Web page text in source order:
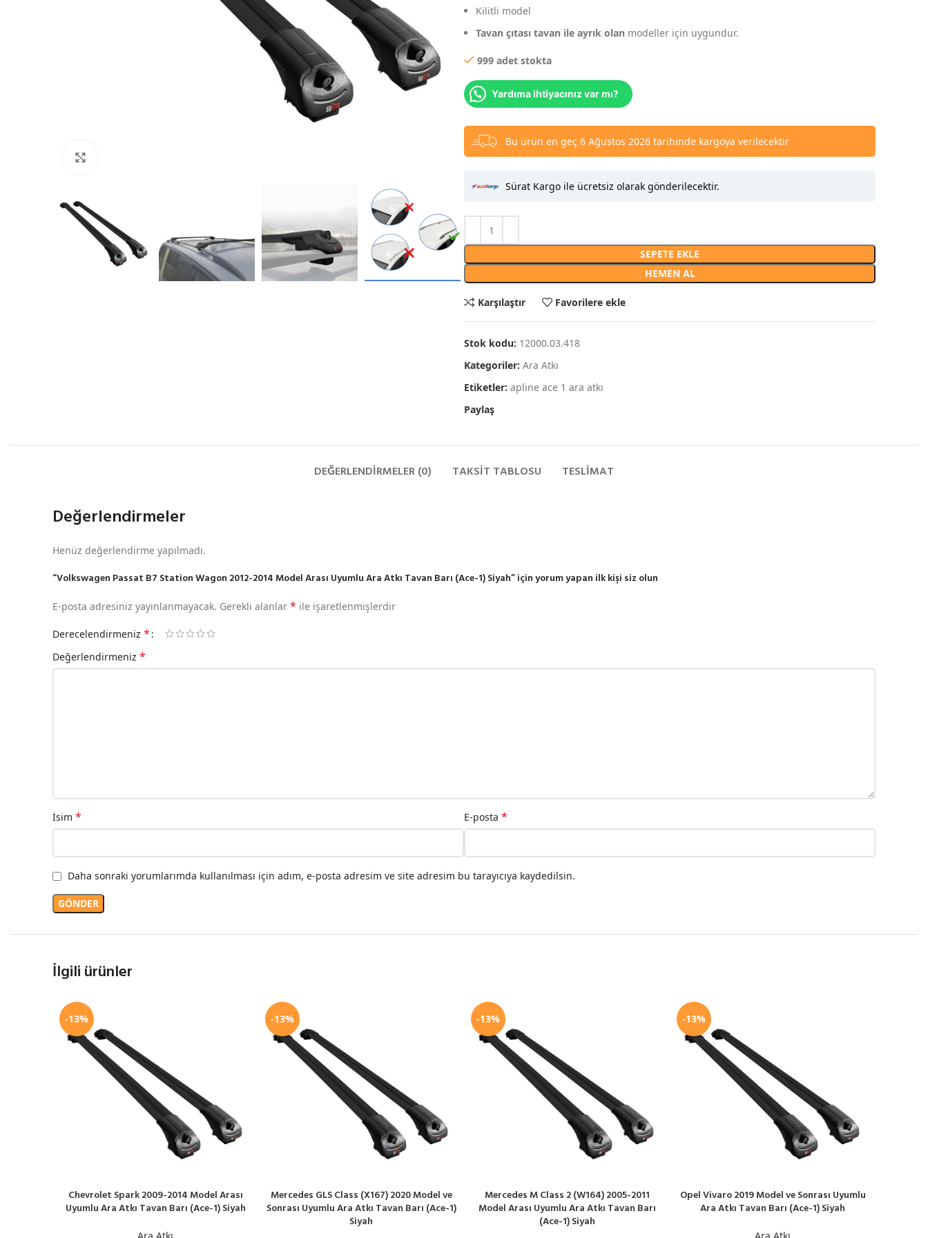
Kilitli model
Tavan çıtası tavan ile ayrık olan modeller için uygundur.
999 adet stokta
Yardıma ihtiyacınız var mı?
Bu ürün en geç 6 Ağustos 2026 tarihinde kargoya verilecektir
Sürat Kargo ile ücretsiz olarak gönderilecektir.
SEPETE EKLE
HEMEN AL
Karşılaştır Favorilere ekle
Stok kodu: 12000.03.418
Kategoriler: Ara Atkı
Etiketler: apline ace 1 ara atkı
Paylaş
DEĞERLENDIRMELER (0) TAKSIT TABLOSU TESLIMAT
Değerlendirmeler
Henüz değerlendirme yapılmadı.
“Volkswagen Passat B7 Station Wagon 2012-2014 Model Arası Uyumlu Ara Atkı Tavan Barı (Ace-1) Siyah” için yorum yapan ilk kişi siz olun
E-posta adresiniz yayınlanmayacak. Gerekli alanlar * ile işaretlenmişlerdir
Derecelendirmeniz *
Değerlendirmeniz *
İsim * E-posta *
Daha sonraki yorumlarımda kullanılması için adım, e-posta adresim ve site adresim bu tarayıcıya kaydedilsin.
İlgili ürünler
-13%
SEPETE EKLE
Chevrolet Spark 2009-2014 Model Arası
Uyumlu Ara Atkı Tavan Barı (Ace-1) Siyah
-13%
SEPETE EKLE
Mercedes GLS Class (X167) 2020 Model ve
Sonrası Uyumlu Ara Atkı Tavan Barı (Ace-1)
Siyah
-13%
SEPETE EKLE
Mercedes M Class 2 (W164) 2005-2011
Model Arası Uyumlu Ara Atkı Tavan Barı
(Ace-1) Siyah
-13%
SEPETE EKLE
Opel Vivaro 2019 Model ve Sonrası Uyumlu
Ara Atkı Tavan Barı (Ace-1) Siyah